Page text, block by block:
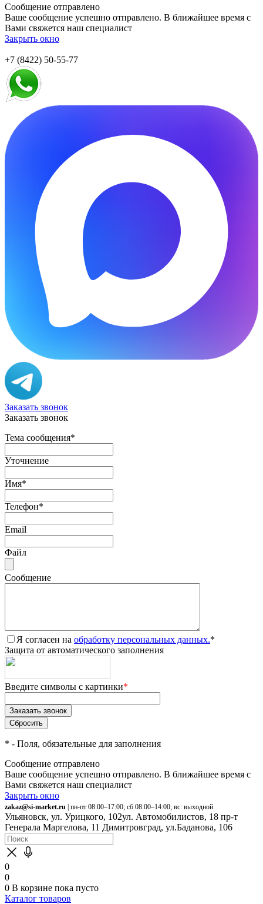
Сообщение отправлено
Ваше сообщение успешно отправлено. В ближайшее время с
Вами свяжется наш специалист
Закрыть окно
+7 (8422) 50-55-77
Заказать звонок
Заказать звонок
Тема сообщения*
Уточнение
Имя*
Телефон*
Email
Файл
Сообщение
Я согласен на обработку персональных данных.*
Защита от автоматического заполнения
Введите символы с картинки*
* - Поля, обязательные для заполнения
Сообщение отправлено
Ваше сообщение успешно отправлено. В ближайшее время с
Вами свяжется наш специалист
Закрыть окно
zakaz@si-market.ru | пн-пт 08:00–17:00; сб 08:00–14:00; вс: выходной
Ульяновск, ул. Урицкого, 102ул. Автомобилистов, 18 пр-т
Генерала Маргелова, 11 Димитровград, ул.Баданова, 106
0
0
0 В корзине пока пусто
Каталог товаров